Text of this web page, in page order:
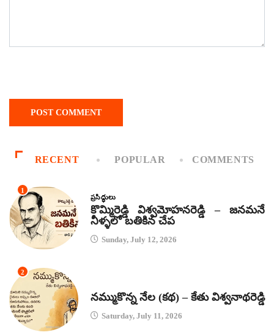
RECENT POPULAR COMMENTS
1
ప్రసిద్ధులు
కొమ్మిరెడ్డి విశ్వమోహనరెడ్డి – జనమనే
నీళ్ళలో బతికిన చేప
Sunday, July 12, 2026
2
నమ్ముకొన్న నేల (కథ) – కేతు విశ్వనాథరెడ్డి
Saturday, July 11, 2026